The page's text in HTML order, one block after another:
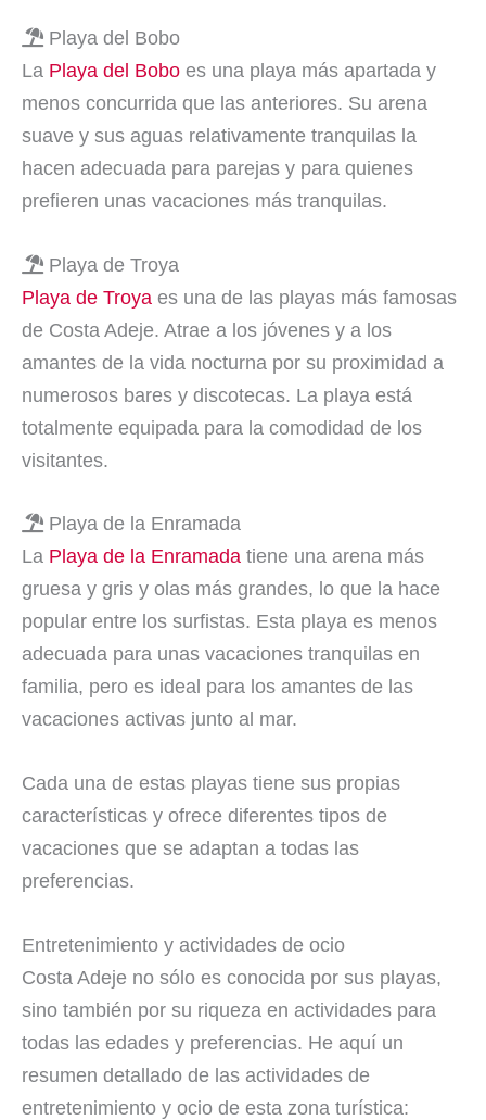
Playa del Bobo
La Playa del Bobo es una playa más apartada y
menos concurrida que las anteriores. Su arena
suave y sus aguas relativamente tranquilas la
hacen adecuada para parejas y para quienes
prefieren unas vacaciones más tranquilas.
Playa de Troya
Playa de Troya es una de las playas más famosas
de Costa Adeje. Atrae a los jóvenes y a los
amantes de la vida nocturna por su proximidad a
numerosos bares y discotecas. La playa está
totalmente equipada para la comodidad de los
visitantes.
Playa de la Enramada
La Playa de la Enramada tiene una arena más
gruesa y gris y olas más grandes, lo que la hace
popular entre los surfistas. Esta playa es menos
adecuada para unas vacaciones tranquilas en
familia, pero es ideal para los amantes de las
vacaciones activas junto al mar.
Cada una de estas playas tiene sus propias
características y ofrece diferentes tipos de
vacaciones que se adaptan a todas las
preferencias.
Entretenimiento y actividades de ocio
Costa Adeje no sólo es conocida por sus playas,
sino también por su riqueza en actividades para
todas las edades y preferencias. He aquí un
resumen detallado de las actividades de
entretenimiento y ocio de esta zona turística: